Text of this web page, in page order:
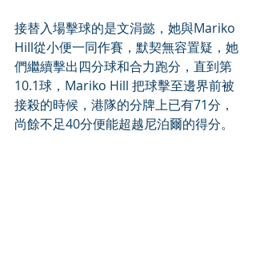
接替入場擊球的是文涓懿，她與Mariko
Hill從小便一同作賽，默契無容置疑，她
們繼續擊出四分球和合力跑分，直到第
10.1球，Mariko Hill 把球擊至邊界前被
接殺的時候，港隊的分牌上已有71分，
尚餘不足40分便能超越尼泊爾的得分。